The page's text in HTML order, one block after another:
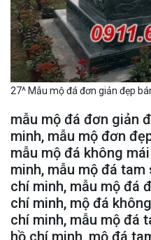
27^ Mẫu mộ đá đơn giản đẹp
mẫu mộ đá đơn giản
minh, mẫu mộ đơn
mẫu mộ đá không
minh, mẫu mộ đá
chí minh, mẫu mộ đá
chí minh, mộ đá
chí minh, mẫu mộ đá
hồ chí minh, mộ đá